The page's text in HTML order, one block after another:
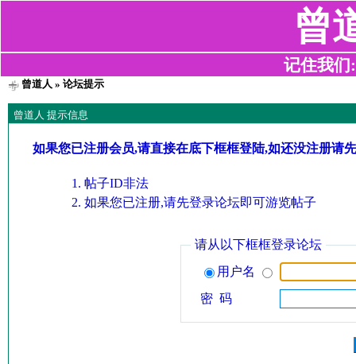
曾
记住我们
曾道人 » 论坛提示
曾道人 提示信息
如果您已注册会员,请直接在底下框框登陆,如还没注册请
帖子ID非法
如果您已注册,请先登录论坛即可游览帖子
请从以下框框登录论坛
用户名
密 码